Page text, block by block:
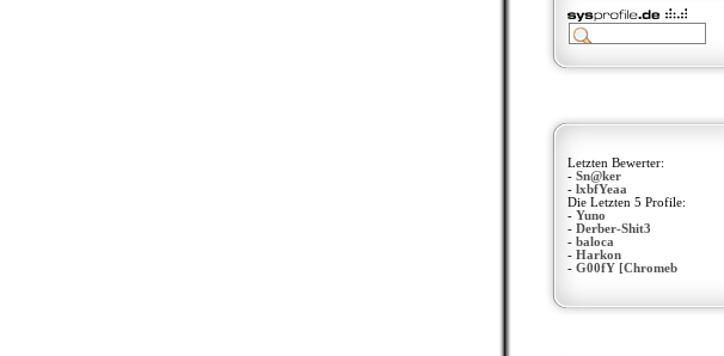
Letzten Bewerter:
- Sn@ker
- lxbfYeaa
Die Letzten 5 Profile:
- Yuno
- Derber-Shit3
- baloca
- Harkon
- G00fY [Chromeb